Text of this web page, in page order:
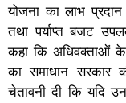
योजना का लाभ
तथा पर्याप्त बजट
कहा कि अधिवक्ताओं के
का समाधान सरकार
चेतावनी दी कि यदि